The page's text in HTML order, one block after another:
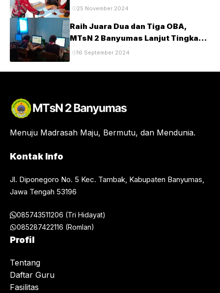
Berlangsung Tertib dan Lancar
25 November 2024
Raih Juara Dua dan Tiga OBA,
MTsN 2 Banyumas Lanjut Tingkat
Provinsi
16 September 2024
Menuju Madrasah Maju, Bermutu, dan Mendunia.
Kontak Info
Jl. Diponegoro No. 5 Kec. Tambak, Kabupaten Banyumas,
Jawa Tengah 53196
085743511206 (Tri Hidayat)
085287422116 (Romlan)
Profil
Tentang
Daftar Guru
Fasilitas